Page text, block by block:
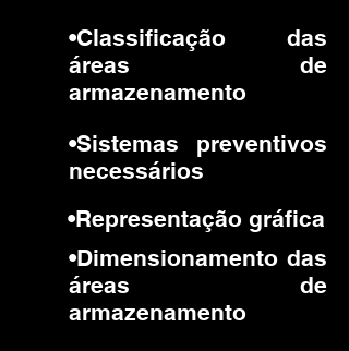
•Classificação das
áreas de
armazenamento
•Sistemas preventivos
necessários
•Representação gráfica
•Dimensionamento das
áreas de
armazenamento